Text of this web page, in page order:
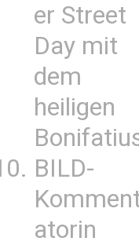
er Street
Day mit
dem
heiligen
BILD-
atorin